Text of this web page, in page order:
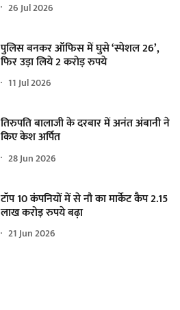
26 Jul 2026
पुलिस बनकर ऑफिस में घुसे ‘स्पेशल 26’,
फिर उड़ा लिये 2 करोड़ रुपये
11 Jul 2026
तिरुपति बालाजी के दरबार में अनंत अंबानी ने
किए केश अर्पित
28 Jun 2026
टॉप 10 कंपनियों में से नौ का मार्केट कैप 2.15
लाख करोड़ रुपये बढ़ा
21 Jun 2026